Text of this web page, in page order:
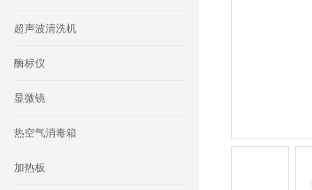
超声波清洗机
酶标仪
显微镜
热空气消毒箱
加热板